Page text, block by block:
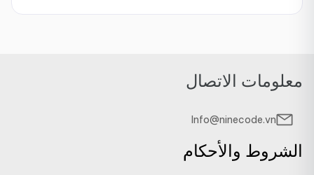
معلومات الاتصال
Info@ninecode.vn
الشروط والأحكام